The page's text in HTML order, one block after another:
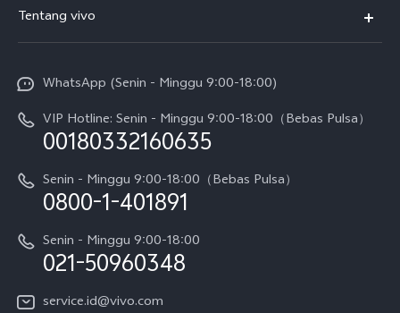
T5 Pro
V70
V70 FE
Y05
X300 Pro
Gerai Terdekat
Service Center
Funtouch OS
Pembaruan Sistem
Harga Spare Part
Otentikasi IMEI
Kebijakan Garansi vivo
Layanan Perbaikan Antar Jemput
Tentang vivo
Sejarah
Berita
Pemberitahuan Hukum
Tentang Kami
Pusat Privasi vivo
WhatsApp (Senin - Minggu 9:00-18:00)
VIP Hotline: Senin - Minggu 9:00-18:00（Bebas Pulsa）
00180332160635
Senin - Minggu 9:00-18:00（Bebas Pulsa）
0800-1-401891
Senin - Minggu 9:00-18:00
021-50960348
service.id@vivo.com